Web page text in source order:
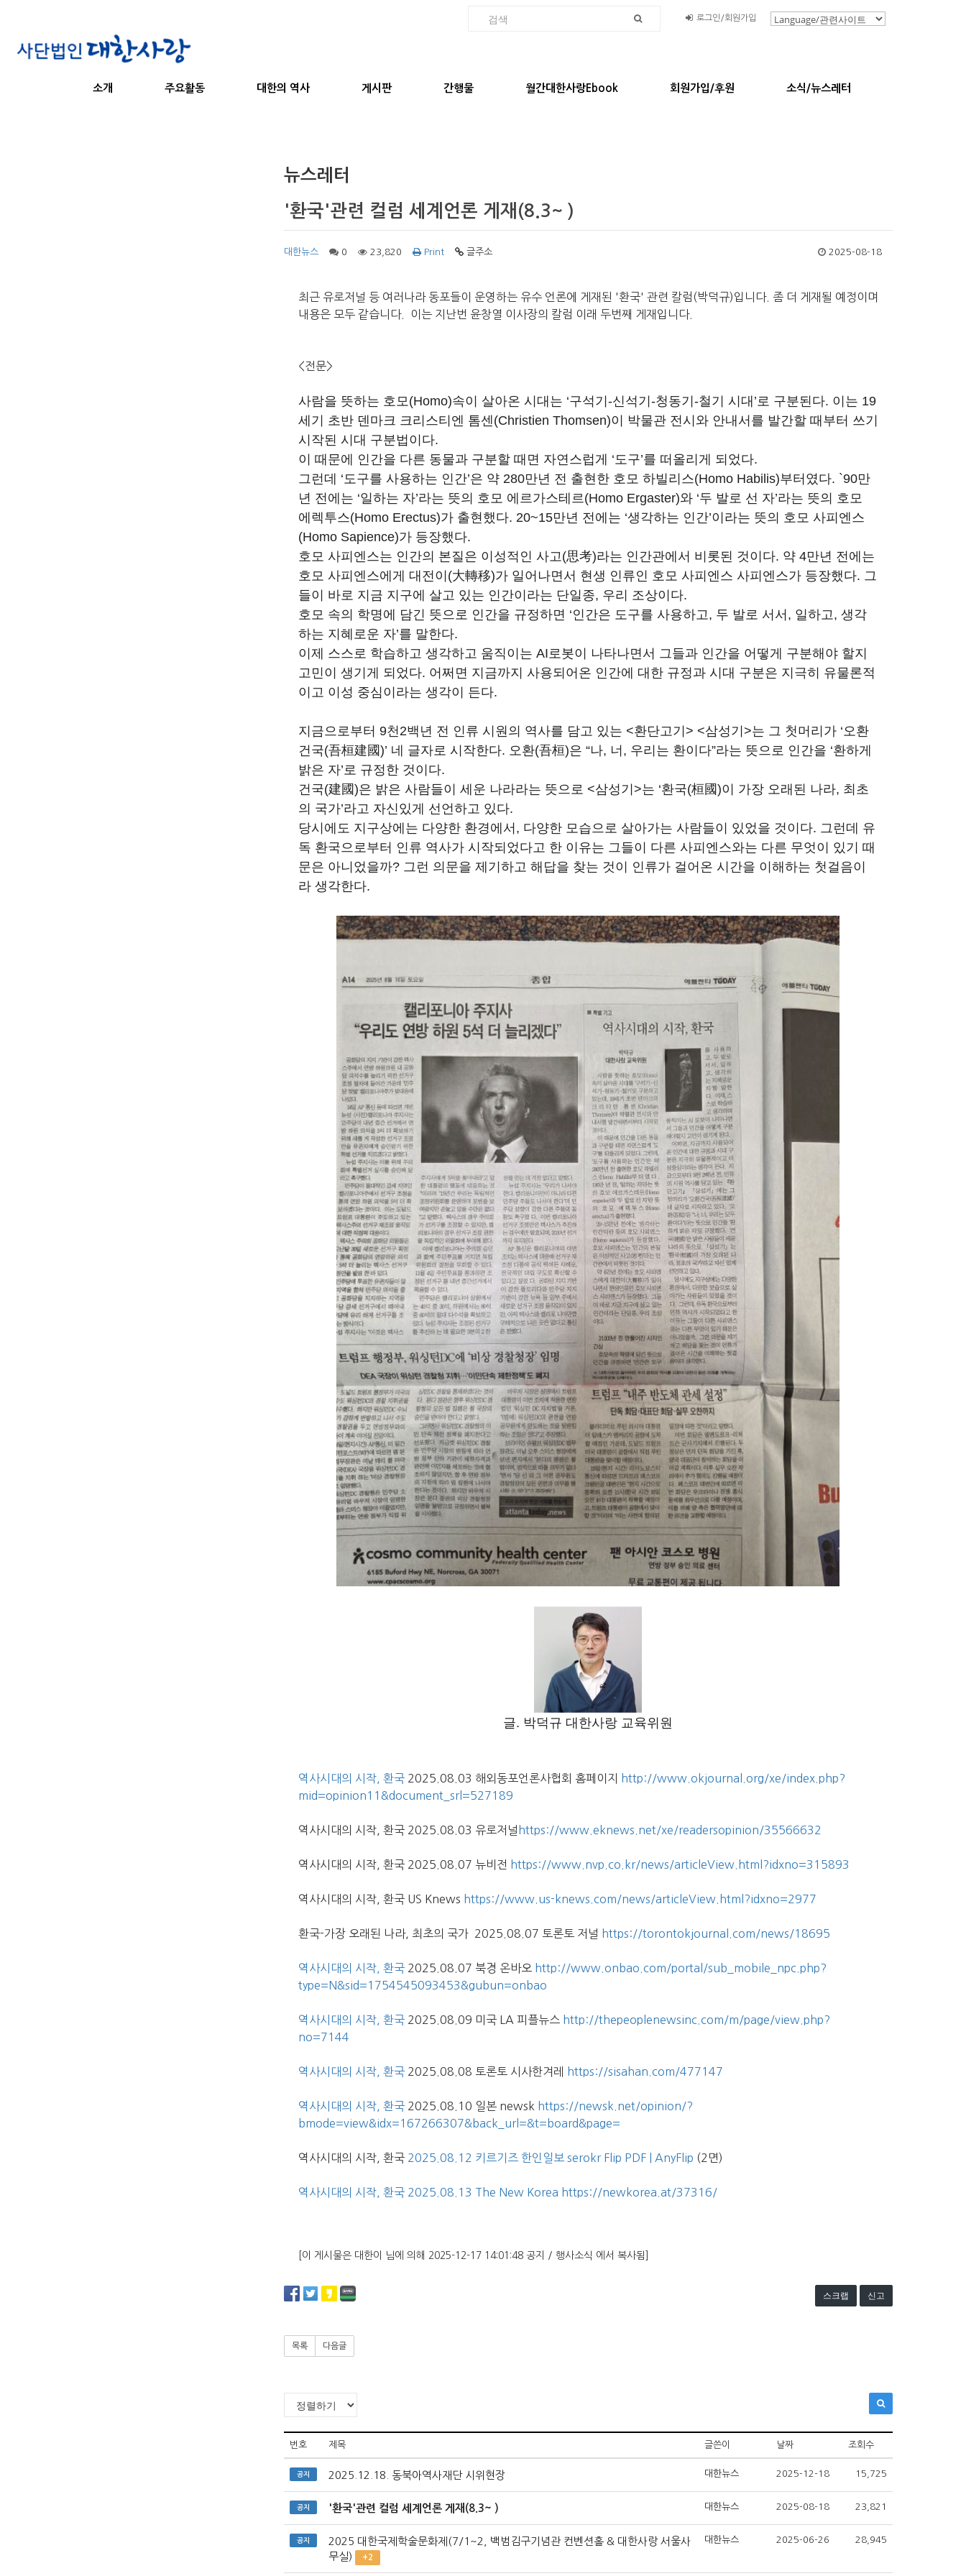
로그인/회원가입
소개 주요활동 대한의 역사 게시판 간행물 월간대한사랑Ebook 회원가입/후원 소식/뉴스레터
뉴스레터
'환국'관련 컬럼 세계언론 게재(8.3~ )
대한뉴스 0 23,820 Print 글주소 2025-08-18
최근 유로저널 등 여러나라 동포들이 운영하는 유수 언론에 게재된 '환국' 관련 칼럼(박덕규)입니다. 좀 더 게재될 예정이며
내용은 모두 같습니다. 이는 지난번 윤창열 이사장의 칼럼 이래 두번째 게재입니다.
<전문>
사람을 뜻하는 호모(Homo)속이 살아온 시대는 ‘구석기-신석기-청동기-철기 시대’로 구분된다. 이는 19
세기 초반 덴마크 크리스티엔 톰센(Christien Thomsen)이 박물관 전시와 안내서를 발간할 때부터 쓰기
시작된 시대 구분법이다.
이 때문에 인간을 다른 동물과 구분할 때면 자연스럽게 ‘도구’를 떠올리게 되었다.
그런데 ‘도구를 사용하는 인간’은 약 280만년 전 출현한 호모 하빌리스(Homo Habilis)부터였다. `90만
년 전에는 ‘일하는 자’라는 뜻의 호모 에르가스테르(Homo Ergaster)와 ‘두 발로 선 자’라는 뜻의 호모
에렉투스(Homo Erectus)가 출현했다. 20~15만년 전에는 ‘생각하는 인간’이라는 뜻의 호모 사피엔스
(Homo Sapience)가 등장했다.
호모 사피엔스는 인간의 본질은 이성적인 사고(思考)라는 인간관에서 비롯된 것이다. 약 4만년 전에는
호모 사피엔스에게 대전이(大轉移)가 일어나면서 현생 인류인 호모 사피엔스 사피엔스가 등장했다. 그
들이 바로 지금 지구에 살고 있는 인간이라는 단일종, 우리 조상이다.
호모 속의 학명에 담긴 뜻으로 인간을 규정하면 ‘인간은 도구를 사용하고, 두 발로 서서, 일하고, 생각
하는 지혜로운 자’를 말한다.
이제 스스로 학습하고 생각하고 움직이는 AI로봇이 나타나면서 그들과 인간을 어떻게 구분해야 할지
고민이 생기게 되었다. 어쩌면 지금까지 사용되어온 인간에 대한 규정과 시대 구분은 지극히 유물론적
이고 이성 중심이라는 생각이 든다.
지금으로부터 9천2백년 전 인류 시원의 역사를 담고 있는 <환단고기> <삼성기>는 그 첫머리가 ‘오환
건국(吾桓建國)’ 네 글자로 시작한다. 오환(吾桓)은 “나, 너, 우리는 환이다”라는 뜻으로 인간을 ‘환하게
밝은 자’로 규정한 것이다.
건국(建國)은 밝은 사람들이 세운 나라라는 뜻으로 <삼성기>는 ‘환국(桓國)이 가장 오래된 나라, 최초
의 국가’라고 자신있게 선언하고 있다.
당시에도 지구상에는 다양한 환경에서, 다양한 모습으로 살아가는 사람들이 있었을 것이다. 그런데 유
독 환국으로부터 인류 역사가 시작되었다고 한 이유는 그들이 다른 사피엔스와는 다른 무엇이 있기 때
문은 아니었을까? 그런 의문을 제기하고 해답을 찾는 것이 인류가 걸어온 시간을 이해하는 첫걸음이
라 생각한다.
글. 박덕규 대한사랑 교육위원
역사시대의 시작, 환국2025.08.03 해외동포언론사협회 홈페이지
http://www.okjournal.org/xe/index.php?
mid=opinion11&document_srl=527189
역사시대의 시작, 환국 2025.08.03 유로저널 https://www.eknews.net/xe/readersopinion/35566632
역사시대의 시작, 환국 2025.08.07 뉴비전 https://www.nvp.co.kr/news/articleView.html?idxno=315893
역사시대의 시작, 환국 US Knews https://www.us-knews.com/news/articleView.html?idxno=2977
환국-가장 오래된 나라, 최초의 국가 2025.08.07 토론토 저널 https://torontokjournal.com/news/18695
역사시대의 시작, 환국 2025.08.07 북경 온바오 http://www.onbao.com/portal/sub_mobile_npc.php?
type=N&sid=1754545093453&gubun=onbao
역사시대의 시작, 환국2025.08.09 미국 LA 피플뉴스 http://thepeoplenewsinc.com/m/page/view.php?
no=7144
역사시대의 시작, 환국2025.08.08 토론토 시사한겨레 https://sisahan.com/477147
역사시대의 시작, 환국2025.08.10 일본 newsk https://newsk.net/opinion/?
bmode=view&idx=167266307&back_url=&t=board&page=
역사시대의 시작, 환국 2025.08.12 키르기즈 한인일보 serokr Flip PDF | AnyFlip (2면)
역사시대의 시작, 환국 2025.08.13 The New Korea https://newkorea.at/37316/
[이 게시물은 대한이 님에 의해 2025-12-17 14:01:48 공지 / 행사소식 에서 복사됨]
스크랩 신고
목록 다음글
번호 제목 글쓴이 날짜 조회수
공지 2025.12.18. 동북아역사재단 시위현장 대한뉴스 2025-12-18 15,725
공지 '환국'관련 컬럼 세계언론 게재(8.3~ ) 대한뉴스 2025-08-18 23,821
공지
2025 대한국제학술문화제(7/1~2, 백범김구기념관 컨벤션홀 & 대한사랑 서울사
무실)
+2
대한뉴스 2025-06-26 28,945